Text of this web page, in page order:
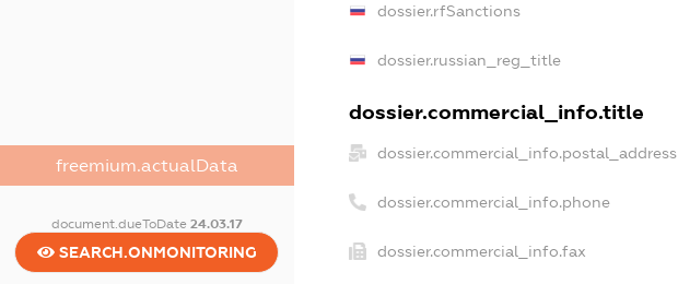
freemium.actualData
document.dueToDate 24.03.17
SEARCH.ONMONITORING
dossier.rfSanctions
dossier.russian_reg_title
dossier.commercial_info.title
dossier.commercial_info.postal_address
dossier.commercial_info.phone
dossier.commercial_info.fax